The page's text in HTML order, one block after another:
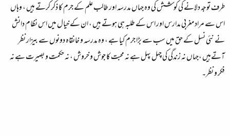
طرف توجہ دلانے کی کوشش کی وہ جہاں مدرسہ اور طالب علم کے جرم کا ذکر کرتے ہیں ، وہاں
اس سے مراد مغربی مدارس اور اس کے طلبہ ہی ہوتے ہیں ، ان کے خیال میں اس نظام دانش
نے نئی نسل کے حق میں سب سے بڑا جرم کیا ہے ، وہ مدرسہ و خانقاہ دونوں سے بیزار نظر
آتےہیں ،جہاں نہ زندگی کی چہل پہل ہے نہ محبت کا جوش و خروش ، نہ حکمت و بصیرت ہے نہ
فکر و نظر۔​